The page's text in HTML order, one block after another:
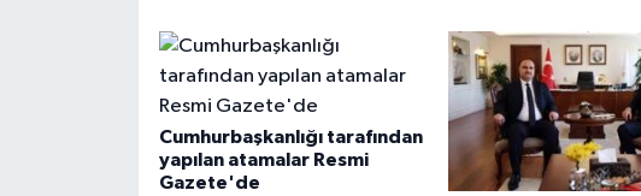
Cumhurbaşkanlığı tarafından
yapılan atamalar Resmi
Gazete'de